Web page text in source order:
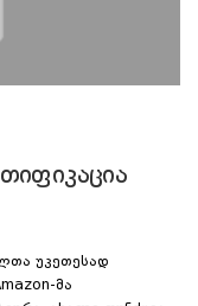
უკეთესად
მა